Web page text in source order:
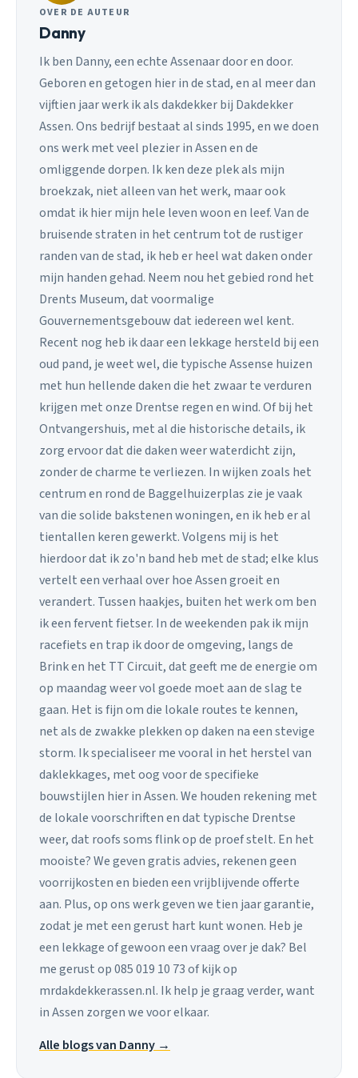
OVER DE AUTEUR
Danny
Ik ben Danny, een echte Assenaar door en door.
Geboren en getogen hier in de stad, en al meer dan
vijftien jaar werk ik als dakdekker bij Dakdekker
Assen. Ons bedrijf bestaat al sinds 1995, en we doen
ons werk met veel plezier in Assen en de
omliggende dorpen. Ik ken deze plek als mijn
broekzak, niet alleen van het werk, maar ook
omdat ik hier mijn hele leven woon en leef. Van de
bruisende straten in het centrum tot de rustiger
randen van de stad, ik heb er heel wat daken onder
mijn handen gehad. Neem nou het gebied rond het
Drents Museum, dat voormalige
Gouvernementsgebouw dat iedereen wel kent.
Recent nog heb ik daar een lekkage hersteld bij een
oud pand, je weet wel, die typische Assense huizen
met hun hellende daken die het zwaar te verduren
krijgen met onze Drentse regen en wind. Of bij het
Ontvangershuis, met al die historische details, ik
zorg ervoor dat die daken weer waterdicht zijn,
zonder de charme te verliezen. In wijken zoals het
centrum en rond de Baggelhuizerplas zie je vaak
van die solide bakstenen woningen, en ik heb er al
tientallen keren gewerkt. Volgens mij is het
hierdoor dat ik zo'n band heb met de stad; elke klus
vertelt een verhaal over hoe Assen groeit en
verandert. Tussen haakjes, buiten het werk om ben
ik een fervent fietser. In de weekenden pak ik mijn
racefiets en trap ik door de omgeving, langs de
Brink en het TT Circuit, dat geeft me de energie om
op maandag weer vol goede moet aan de slag te
gaan. Het is fijn om die lokale routes te kennen,
net als de zwakke plekken op daken na een stevige
storm. Ik specialiseer me vooral in het herstel van
daklekkages, met oog voor de specifieke
bouwstijlen hier in Assen. We houden rekening met
de lokale voorschriften en dat typische Drentse
weer, dat roofs soms flink op de proef stelt. En het
mooiste? We geven gratis advies, rekenen geen
voorrijkosten en bieden een vrijblijvende offerte
aan. Plus, op ons werk geven we tien jaar garantie,
zodat je met een gerust hart kunt wonen. Heb je
een lekkage of gewoon een vraag over je dak? Bel
me gerust op 085 019 10 73 of kijk op
mrdakdekkerassen.nl. Ik help je graag verder, want
in Assen zorgen we voor elkaar.
Alle blogs van Danny →